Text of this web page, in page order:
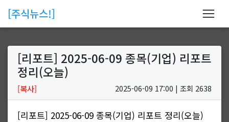
[주식뉴스!]
[리포트] 2025-06-09 종목(기업) 리포트
정리(오늘)
[복사] 2025-06-09 17:00 | 조회 2638
[리포트] 2025-06-09 종목(기업) 리포트 정리(오늘)